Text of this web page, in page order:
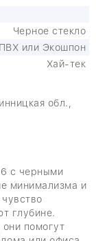
Черное стекло
или Экошпон
Хай-тек
обл.,
с черными
минимализма и
глубине.
помогут